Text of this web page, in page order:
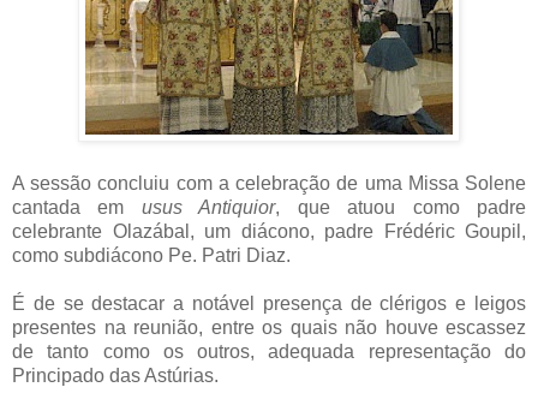
A sessão concluiu com a celebração de uma Missa Solene
cantada em usus Antiquior, que atuou como padre
celebrante Olazábal, um diácono, padre Frédéric Goupil,
como subdiácono Pe. Patri Diaz.
É de se destacar a notável presença de clérigos e leigos
presentes na reunião, entre os quais não houve escassez
de tanto como os outros, adequada representação do
Principado das Astúrias.